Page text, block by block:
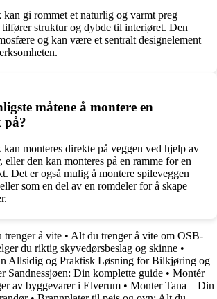
gi rommet et naturlig og varmt preg
tilfører struktur og dybde til interiøret. Den
og kan være et sentralt designelement
måtene å montere en
på?
monteres direkte på veggen ved hjelp av
eller den kan monteres på en ramme for en
Det er også mulig å montere spileveggen
som en del av en romdeler for å skape
å vite • Alt du trenger å vite om OSB-
du riktig skyvedørsbeslag og skinne •
Allsidig og Praktisk Løsning for Bilkjøring og
Sandnessjøen: Din komplette guide • Montér
av byggevarer i Elverum • Monter Tana – Din